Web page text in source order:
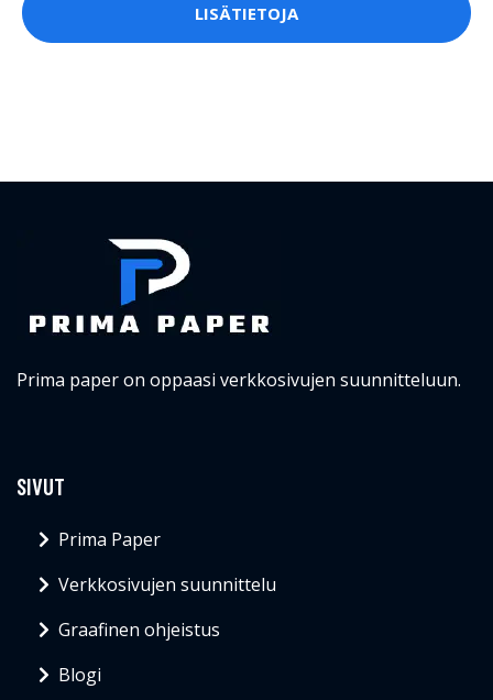
LISÄTIETOJA
Prima paper on oppaasi verkkosivujen suunnitteluun.
SIVUT
Prima Paper
Verkkosivujen suunnittelu
Graafinen ohjeistus
Blogi